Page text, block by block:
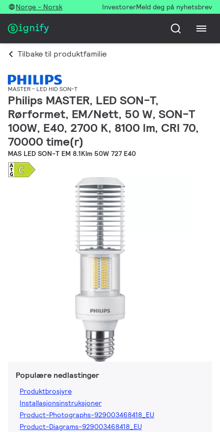
Norge - Norsk InvestorerMeld deg på nyhetsbrev
Tilbake til produktfamilie
MASTER - LED HID SON-T
Philips MASTER, LED SON-T,
Rørformet, EM/Nett, 50 W, SON-T
100W, E40, 2700 K, 8100 lm, CRI 70,
70000 time(r)
MAS LED SON-T EM 8.1Klm 50W 727 E40
Populære nedlastinger
Produktbrosjyre
Installasjonsinstruksjoner
Product-Photographs-929003468418_EU
Product-Diagrams-929003468418_EU